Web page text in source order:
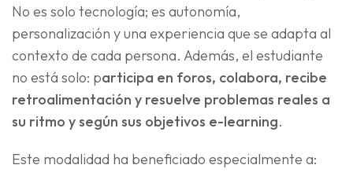
No es solo tecnología; es autonomía,
personalización y una experiencia que se adapta al
contexto de cada persona. Además, el estudiante
no está solo: participa en foros, colabora, recibe
retroalimentación y resuelve problemas reales a
su ritmo y según sus objetivos e-learning.
Este modalidad ha beneficiado especialmente a: